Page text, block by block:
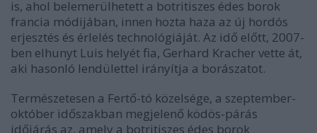
is, ahol belemerülhetett a botritiszes édes borok
francia módijában, innen hozta haza az új hordós
erjesztés és érlelés technológiáját. Az idő előtt, 2007-
ben elhunyt Luis helyét fia, Gerhard Kracher vette át,
aki hasonló lendülettel irányítja a borászatot.
Természetesen a Fertő-tó közelsége, a szeptember-
október időszakban megjelenő ködös-párás
időjárás az, amely a botritiszes édes borok